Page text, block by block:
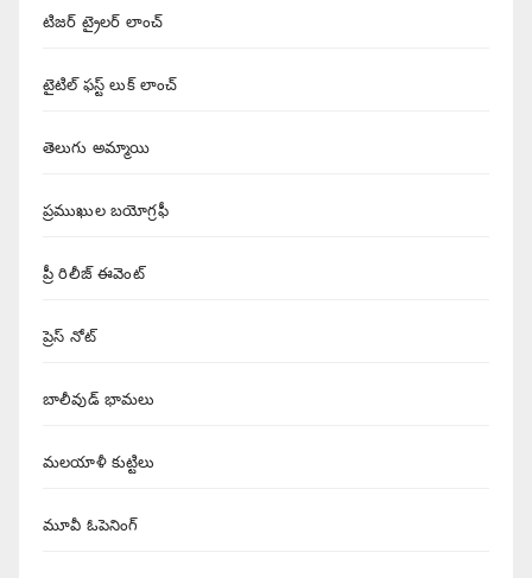
టిజర్ ట్రైలర్ లాంచ్
టైటిల్ ఫస్ట్ లుక్ లాంచ్
తెలుగు అమ్మాయి
ప్రముఖుల బయోగ్రఫీ
ప్రీ రిలీజ్ ఈవెంట్
ప్రెస్ నోట్
బాలీవుడ్ భామలు
మలయాళీ కుట్టిలు
మూవీ ఓపెనింగ్